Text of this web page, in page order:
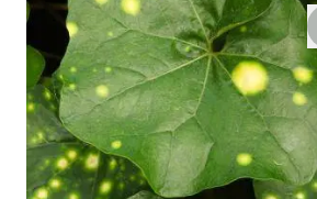
floração outonal em forma
de pequenas margaridas
amarelas confirma a
pertença desta perene à
grande família das
Asteráceas. A fantasia está
presente nesta planta